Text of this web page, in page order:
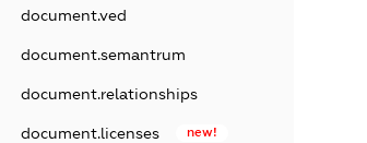
document.ved
document.semantrum
document.relationships
document.licenses new!